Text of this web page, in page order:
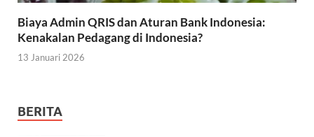
Biaya Admin QRIS dan Aturan Bank Indonesia:
Kenakalan Pedagang di Indonesia?
13 Januari 2026
BERITA